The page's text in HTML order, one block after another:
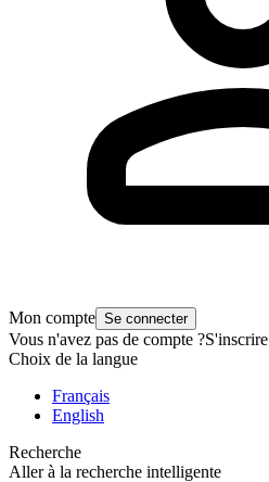
Mon compte Se connecter
Vous n'avez pas de compte ?S'inscrire
Choix de la langue
Français
English
Recherche
Aller à la recherche intelligente